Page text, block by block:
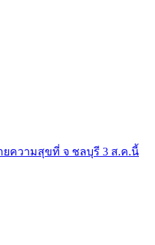
ยความสุขที่ จ ชลบุรี 3 ส.ค.นี้